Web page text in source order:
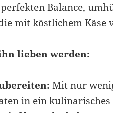
Balance,
mit köstlichem Käse
lieben werden:
Mit nur
in ein